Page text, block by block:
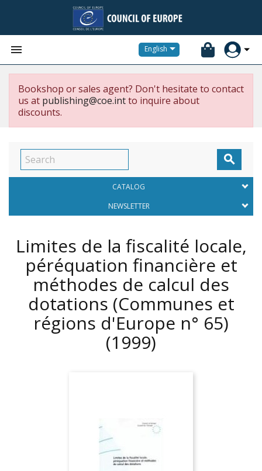
 English
Bookshop or sales agent? Don't hesitate to contact
us at publishing@coe.intto inquire about
discounts.

CATALOG
NEWSLETTER
Limites de la fiscalité locale,
péréquation financière et
méthodes de calcul des
dotations (Communes et
régions d'Europe n° 65)
(1999)